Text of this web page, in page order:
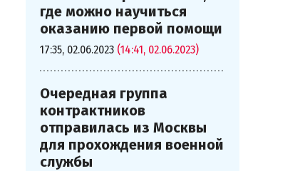
где можно научиться
оказанию первой помощи
17:35, 02.06.2023 (14:41, 02.06.2023)
Очередная группа
контрактников
отправилась из Москвы
для прохождения военной
службы